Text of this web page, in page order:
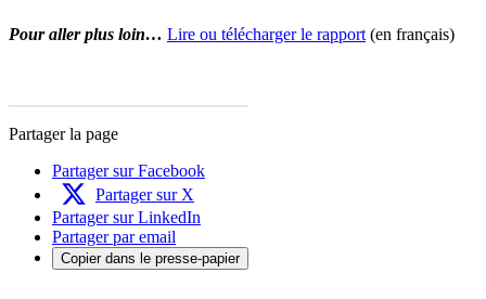
Pour aller plus loin… Lire ou télécharger le rapport (en français)
Partager la page
Partager sur Facebook
Partager sur X
Partager sur LinkedIn
Partager par email
Copier dans le presse-papier